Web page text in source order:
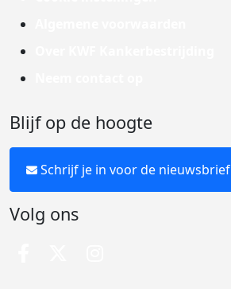
Blijf op de hoogte
Schrijf je in voor de nieuwsbrief
Volg ons